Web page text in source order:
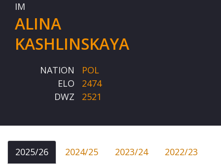
IM
ALINA
KASHLINSKAYA
NATION
POL
ELO
2474
DWZ
2521
2025/26 2024/25 2023/24
2022/23